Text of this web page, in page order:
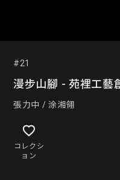
#21
漫步山腳 - 苑裡工藝
張力中 / 涂湘翎
コレクシ
ョン